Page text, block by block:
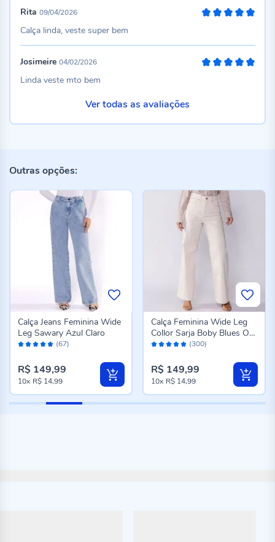
Rita 09/04/2026
Calça linda, veste super bem
Josimeire 04/02/2026
Linda veste mto bem
Ver todas as avaliações
Outras opções:
Avaliação: (67)
Calça Jeans Feminina Wide
Leg Sawary Azul Claro
R$ 149,99
10x R$ 14,99
Avaliação: (300)
Calça Feminina Wide Leg
Collor Sarja Boby Blues Off
White
R$ 149,99
10x R$ 14,99